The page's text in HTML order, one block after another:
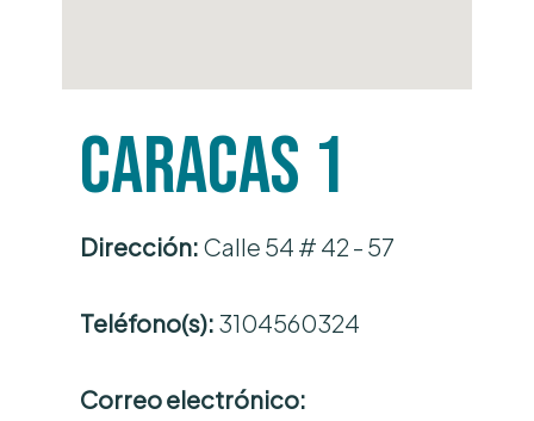
Caracas 1
Dirección: Calle 54 # 42 - 57
Teléfono(s): 3104560324
Correo electrónico: